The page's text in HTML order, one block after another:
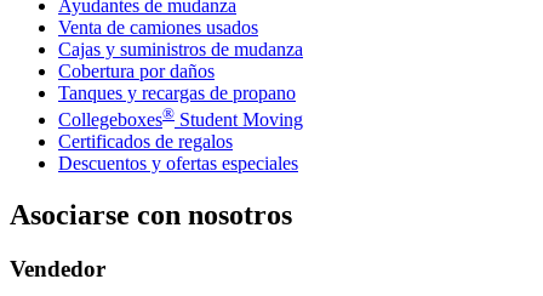
Ayudantes de mudanza
Venta de camiones usados
Cajas y suministros de mudanza
Cobertura por daños
Tanques y recargas de propano
Collegeboxes® Student Moving
Certificados de regalos
Descuentos y ofertas especiales
Asociarse con nosotros
Vendedor